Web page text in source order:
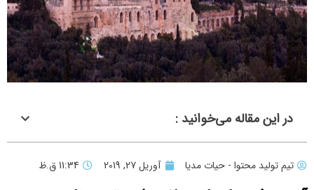
در این مقاله می‌خوانید :
تیم تولید محتوا - حیات مدیا آوریل 27, 2019 11:34 ق.ظ